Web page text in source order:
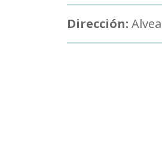
Dirección: